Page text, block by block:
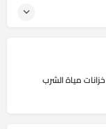
مياة الشرب